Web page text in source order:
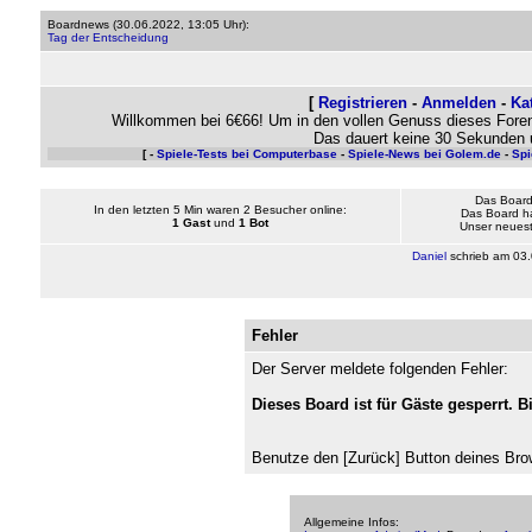
Boardnews (30.06.2022, 13:05 Uhr):
Tag der Entscheidung
[ Registrieren- Anmelden-
Willkommen bei 6€66! Um in den vollen Genuss dieses
Das dauert keine 30
[ - Spiele-Tests bei Computerbase- Spiele-News bei Golem.de-
In den letzten 5 Min waren 2 Besucher online:
1 Gastund 1 Bot
Das
Das Board
Unser
Daniel schrieb am
Fehler
Der Server meldete folgenden Fehler:
Dieses Board ist für Gäste gesperrt.
Benutze den [Zurück] Button deines
Allgemeine Infos: